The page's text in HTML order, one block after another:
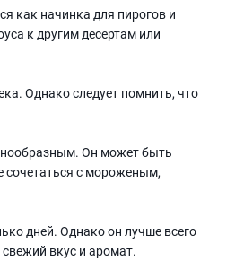
как начинка для пирогов и
к другим десертам или
Однако следует помнить, что
Он может быть
сочетаться с мороженым,
дней. Однако он лучше всего
вкус и аромат.